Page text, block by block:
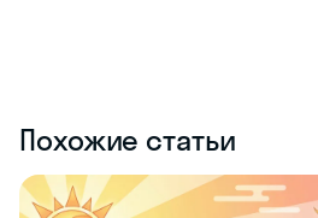
Похожие статьи